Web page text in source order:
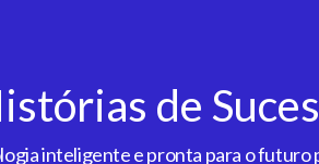
de
inteligente e pronta para o